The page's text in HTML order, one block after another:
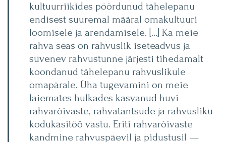
kultuurriikides pöördunud tähelepanu
endisest suuremal määral omakultuuri
loomisele ja arendamisele. […] Ka meie
rahva seas on rahvuslik iseteadvus ja
süvenev rahvustunne järjesti tihedamalt
koondanud tähelepanu rahvuslikule
omapärale. Üha tugevamini on meie
laiemates hulkades kasvanud huvi
rahvarõivaste, rahvatantsude ja rahvusliku
kodukäsitöö vastu. Eriti rahvarõivaste
kandmine rahvuspäevil ja pidustusil —